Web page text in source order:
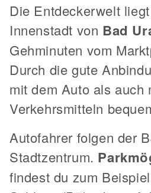
Die Entdeckerwelt
Innenstadt von Bad
Gehminuten vom
Durch die gute
mit dem Auto als auch
Verkehrsmitteln
Autofahrer folgen der
Stadtzentrum.
findest du zum